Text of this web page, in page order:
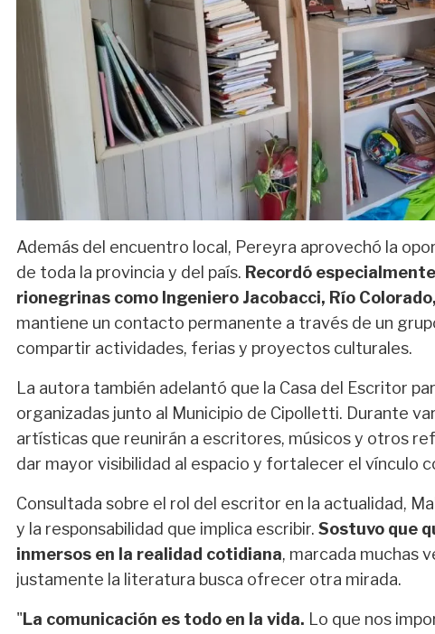
Además del encuentro local, Pereyra aprovechó la
de toda la provincia y del país. Recordó
rionegrinas como Ingeniero Jacobacci, Río
mantiene un contacto permanente a través de un
compartir actividades, ferias y proyectos culturales.
La autora también adelantó que la Casa del Escritor
organizadas junto al Municipio de Cipolletti. Durante
artísticas que reunirán a escritores, músicos y otros
dar mayor visibilidad al espacio y fortalecer el vínculo
Consultada sobre el rol del escritor en la actualidad,
y la responsabilidad que implica escribir. Sostuvo que
inmersos en la realidad cotidiana, marcada muchas
justamente la literatura busca ofrecer otra mirada.
"La comunicación es todo en la vida. Lo que nos